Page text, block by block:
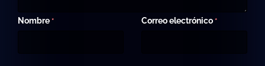
Nombre * Correo electrónico *